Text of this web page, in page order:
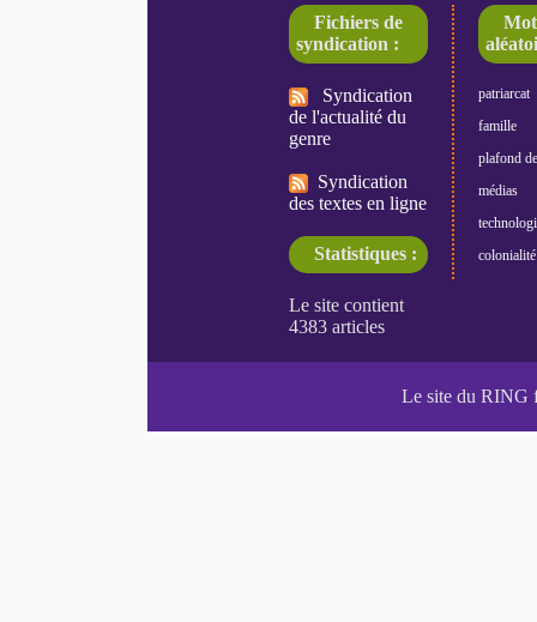
Fichiers de
syndication :
Syndication
de l'actualité du
genre
Syndication
des textes en ligne
Statistiques :
patriarcat
famille
plafond
médias
colonialité
Le site du RING